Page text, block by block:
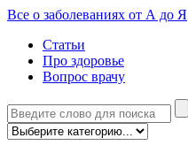
Все о заболеваниях от А до Я
Статьи
Про здоровье
Вопрос врачу